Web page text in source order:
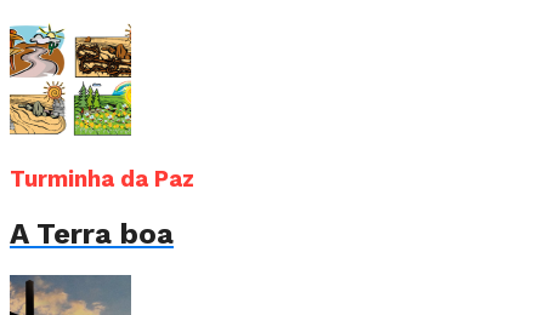
Turminha da Paz
A Terra boa